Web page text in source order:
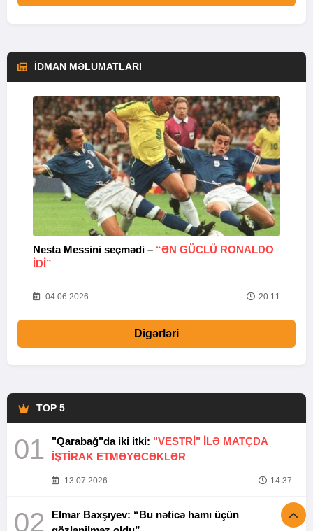
İDMAN MƏLUMATLARI
Nesta Messini seçmədi – “ƏN GÜCLÜ RONALDO
IDI”
04.06.2026 20:11
Digərləri
TOP 5
01 "Qarabağ"da iki itki: "VESTRİ" İLƏ MATÇDA
İŞTİRAK ETMƏYƏCƏKLƏR
13.07.2026 14:37
02
Elmar Baxşıyev: “Bu nəticə hamı üçün